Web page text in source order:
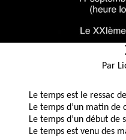
Par
Le temps est le ressac
Le temps d’un matin de
Le temps d’un début de
Le temps est venu des